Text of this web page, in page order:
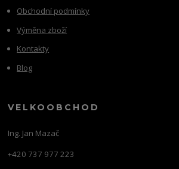
Obchodní podmínky
Výměna zboží
Kontakty
Blog
VELKOOBCHOD
Ing. Jan Mazač
+420 737 977 223